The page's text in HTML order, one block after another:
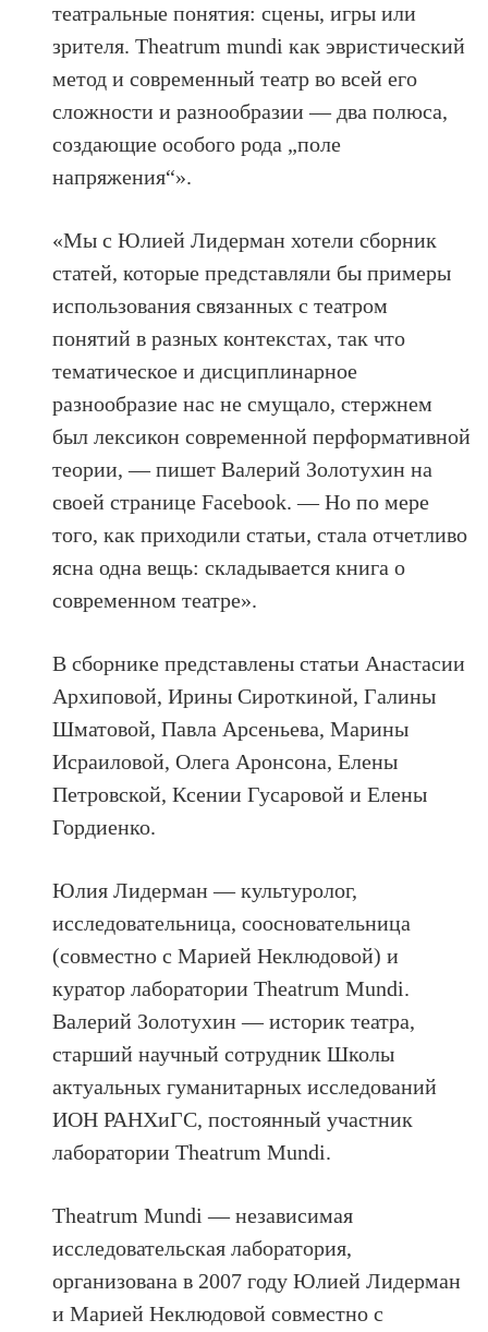
театральные понятия: сцены, игры или
зрителя. Theatrum mundi как эвристический
метод и современный театр во всей его
сложности и разнообразии — два полюса,
создающие особого рода „поле
напряжения“».
«Мы с Юлией Лидерман хотели сборник
статей, которые представляли бы примеры
использования связанных с театром
понятий в разных контекстах, так что
тематическое и дисциплинарное
разнообразие нас не смущало, стержнем
был лексикон современной перформативной
теории, — пишет Валерий Золотухин на
своей странице Facebook. — Но по мере
того, как приходили статьи, стала отчетливо
ясна одна вещь: складывается книга о
современном театре».
В сборнике представлены статьи Анастасии
Архиповой, Ирины Сироткиной, Галины
Шматовой, Павла Арсеньева, Марины
Исраиловой, Олега Аронсона, Елены
Петровской, Ксении Гусаровой и Елены
Гордиенко.
Юлия Лидерман — культуролог,
исследовательница, соосновательница
(совместно с Марией Неклюдовой) и
куратор лаборатории Theatrum Mundi.
Валерий Золотухин — историк театра,
старший научный сотрудник Школы
актуальных гуманитарных исследований
ИОН РАНХиГС, постоянный участник
лаборатории Theatrum Mundi.
Theatrum Mundi — независимая
исследовательская лаборатория,
организована в 2007 году Юлией Лидерман
и Марией Неклюдовой совместно с